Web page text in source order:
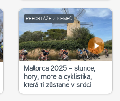
REPORTÁŽE Z KEMPŮ
Mallorca 2025 – slunce,
hory, moře a cyklistika,
která ti zůstane v srdci